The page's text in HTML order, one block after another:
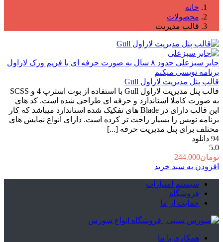
خانه
محصولات
قالب مدیریت
جابر سبزعلی
حدود ۸ سال به صورت حرفه ای با فریم ورک لاراول
برنامه نویسی میکنم
قالب پنل مدیریت لاراول Gull
قالب پنل مدیریت لاراول Gull با استفاده از بوت استرپ 4 و SCSS
به صورت کاملا استاندارد و حرفه ای طراحی شده است. کد های
این قالب دارای در Blade های تفکیک شده استاندارد میباشد که کار
برنامه نویس را بسیار راحت تر کرده است. دارای انواع نمایش های
مختلف برای پنل مدیریت حرفه [...]
94 دانلود
5.0
تومان244.000
افزودن به سبد خرید
سیستم امتیازات
فروشگاه
حمایت از ما
همکاری با ما